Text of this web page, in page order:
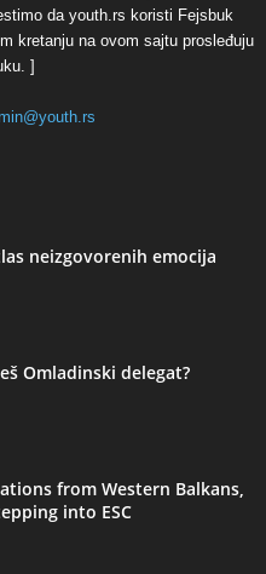
da youth.rs koristi Fejsbuk
kretanju na ovom sajtu prosleđuju
]
neizgovorenih emocija
Omladinski delegat?
from Western Balkans,
into ESC